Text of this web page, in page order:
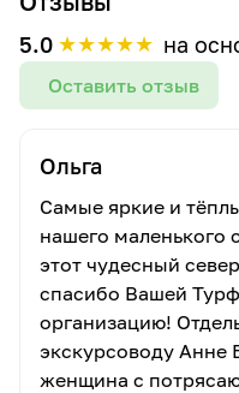
5.0 ★★★★★ на
Оставить отзыв
Ольга
Самые яркие и
нашего маленького
этот чудесный
спасибо Вашей
организацию!
экскурсоводу Анне
женщина с